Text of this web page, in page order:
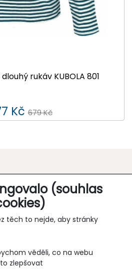
(souhlas
těch to nejde, aby stránky
věděli, co na webu
zlepšovat
rukáv KUBOLA 801
Kč 679 Kč